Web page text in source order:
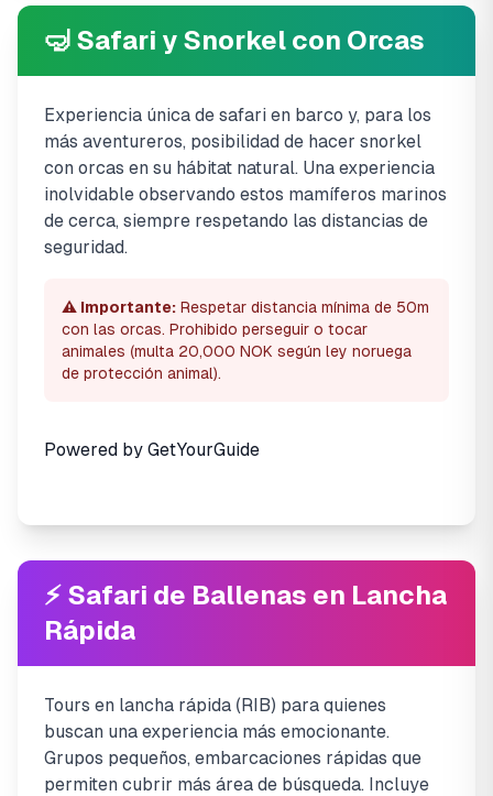
🤿 Safari y Snorkel con Orcas
Experiencia única de safari en barco y, para los
más aventureros, posibilidad de hacer snorkel
con orcas en su hábitat natural. Una experiencia
inolvidable observando estos mamíferos marinos
de cerca, siempre respetando las distancias de
seguridad.
⚠️ Importante: Respetar distancia mínima de 50m
con las orcas. Prohibido perseguir o tocar
animales (multa 20,000 NOK según ley noruega
de protección animal).
Powered by GetYourGuide
⚡ Safari de Ballenas en Lancha
Rápida
Tours en lancha rápida (RIB) para quienes
buscan una experiencia más emocionante.
Grupos pequeños, embarcaciones rápidas que
permiten cubrir más área de búsqueda. Incluye